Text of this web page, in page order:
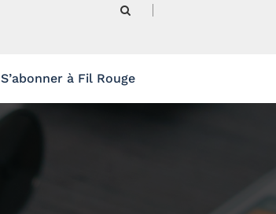
S’abonner à Fil Rouge